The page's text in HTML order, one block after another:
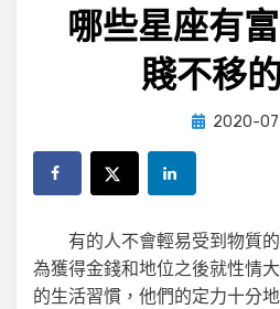
哪些星座有
賤不移
by小編
Posted
2020-
有的人不會輕易受到物質的
為獲得金錢和地位之後就性情
的生活習慣，他們的定力十分